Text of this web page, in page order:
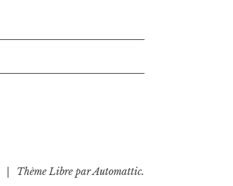
Thème Libre parAutomattic.